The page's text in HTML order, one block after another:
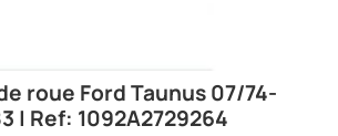
roue Ford Taunus 07/74-
| Ref: 1092A2729264